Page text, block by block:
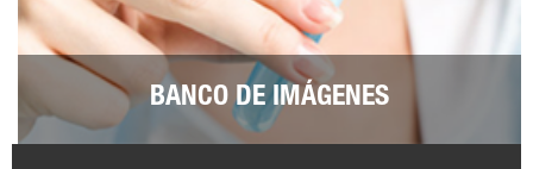
BANCO DE IMÁGENES